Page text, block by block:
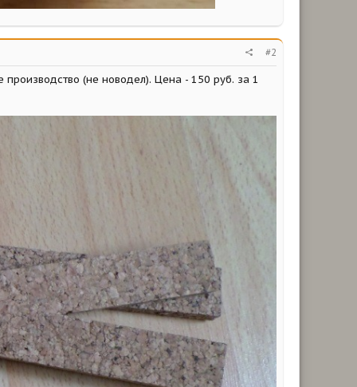
#2
(не новодел). Цена - 150 руб. за 1